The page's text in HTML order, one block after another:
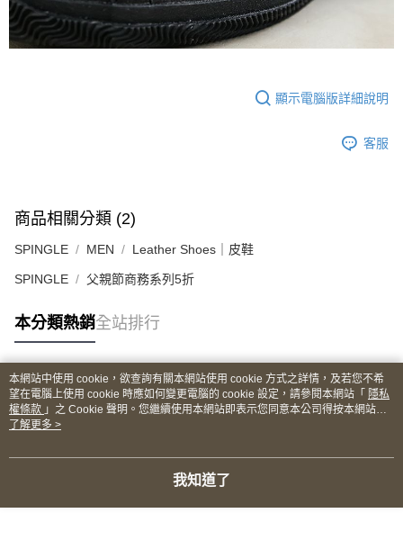
顯示電腦版詳細說明
客服
商品相關分類 (2)
SPINGLE MEN Leather Shoes｜皮鞋
SPINGLE 父親節商務系列5折
本分類熱銷全站排行
熱門標籤
本網站中使用 cookie，欲查詢有關本網站使用 cookie 方式之詳情，及若您不希
望在電腦上使用 cookie 時應如何變更電腦的 cookie 設定，請參閱本網站「 隱私
權條款 」之 Cookie 聲明。您繼續使用本網站即表示您同意本公司得按本網站使
用條款之 Cookie 聲明使用 cookie。
了解更多 >
我知道了